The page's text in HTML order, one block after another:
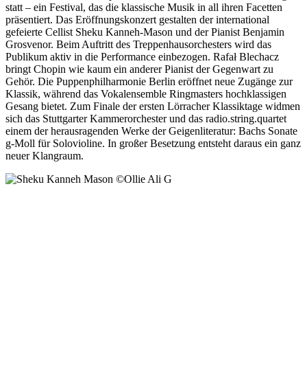
statt – ein Festival, das die klassische Musik in all ihren Facetten
präsentiert. Das Eröffnungskonzert gestalten der international
gefeierte Cellist Sheku Kanneh-Mason und der Pianist Benjamin
Grosvenor. Beim Auftritt des Treppenhausorchesters wird das
Publikum aktiv in die Performance einbezogen. Rafał Blechacz
bringt Chopin wie kaum ein anderer Pianist der Gegenwart zu
Gehör. Die Puppenphilharmonie Berlin eröffnet neue Zugänge zur
Klassik, während das Vokalensemble Ringmasters hochklassigen
Gesang bietet. Zum Finale der ersten Lörracher Klassiktage widmen
sich das Stuttgarter Kammerorchester und das radio.string.quartet
einem der herausragenden Werke der Geigenliteratur: Bachs Sonate
g-Moll für Solovioline. In großer Besetzung entsteht daraus ein ganz
neuer Klangraum.